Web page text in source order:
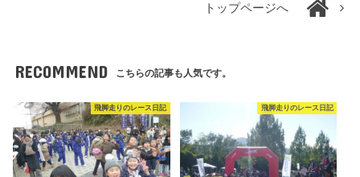
トップページへ
RECOMMEND こちらの記事も人気です。
飛脚走りのレース日記 飛脚走りのレース日記